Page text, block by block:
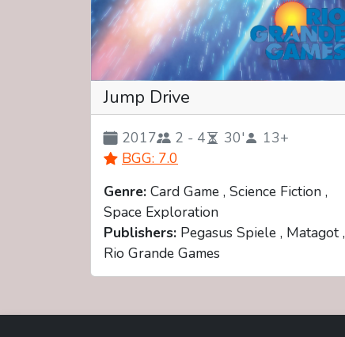
Jump Drive
2017 2 - 4 30'
13+
BGG: 7.0
Genre: Card Game , Science Fiction ,
Space Exploration
Publishers: Pegasus Spiele , Matagot ,
Rio Grande Games